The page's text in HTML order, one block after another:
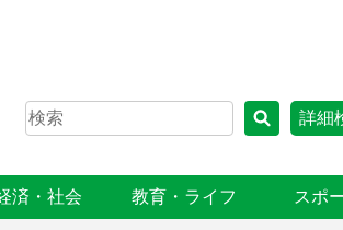
詳細
済・社会 教育・ライフ スポ